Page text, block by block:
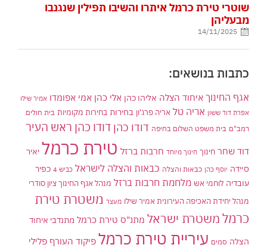
שוטרי טירת כרמל איתרו והשיבו תפילין שנגנבו
מבעליהן
14/11/2025
כתבות בנושאים:
אגף החינוך איחוד הצלה אליהו כהן אלי כהן אמי אפומדו אמיר שילו
אפרת דוד ששון אריה טל אריה פרג'ון בחירות בחירות מקומיות בית חולים
רמב"ם בית משפט השלום בחיפה דודו כהן דודו כהן ראש העיר
דוד שחר חינוך חינוך מיוחד חרבות ברזל טירת כרמל יאיר
סיידה יוסף כהן כבאות והצלה כבאות והצלה לישראל כביש 4
כפיר
עובדיה לוחמי אש מלחמת חרבות ברזל מנהל אגף החינוך ציון סודרי
מנהל יחידת האכיפה העירונית אמיר שילו מעצר משטרת טירת
כרמלמשטרת ישראל מתנ"ס טירת כרמל מתנדבי איחוד
הצלה סמים עיריית טירת כרמל פיקוד העורף פלילי